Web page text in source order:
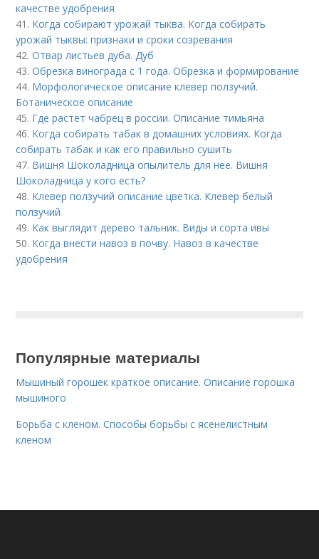
качестве удобрения
41. Когда собирают урожай тыква. Когда собирать
урожай тыквы: признаки и сроки созревания
42.Отвар листьев дуба. Дуб
43.Обрезка винограда с 1 года. Обрезка и формирование
44. Морфологическое описание клевер ползучий.
Ботаническое описание
45. Где растет чабрец в россии. Описание тимьяна
46. Когда собирать табак в домашних условиях. Когда
собирать табак и как его правильно сушить
47. Вишня Шоколадница опылитель для нее. Вишня
Шоколадница у кого есть?
48. Клевер ползучий описание цветка. Клевер белый
ползучий
49. Как выглядит дерево тальник. Виды и сорта ивы
50. Когда внести навоз в почву. Навоз в качестве
удобрения
Популярные материалы
Мышиный горошек краткое описание. Описание горошка
мышиного
Борьба с кленом. Способы борьбы с ясенелистным
кленом